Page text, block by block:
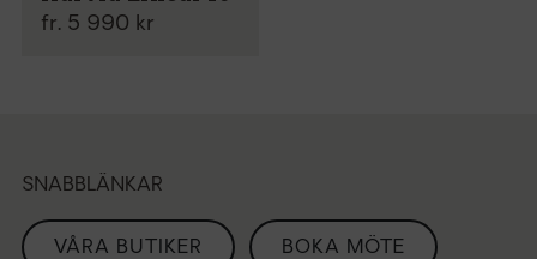
fr. 5 990 kr
SNABBLÄNKAR
VÅRA BUTIKER BOKA MÖTE